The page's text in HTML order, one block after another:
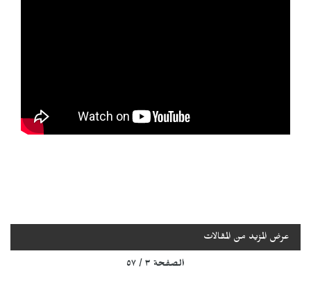
عرض المزيد من المقالات
الصفحة ٣ / ٥٧